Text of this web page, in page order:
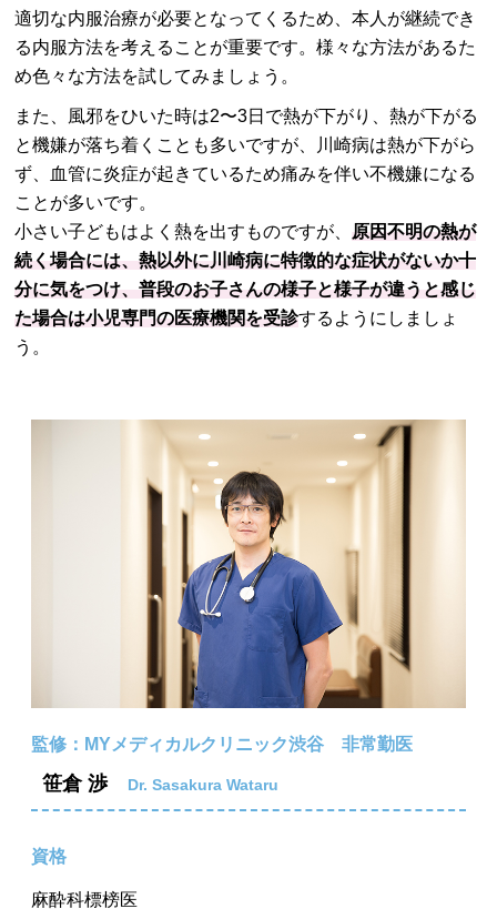
適切な内服治療が必要となってくるため、本人が継続でき
る内服方法を考えることが重要です。様々な方法があるた
め色々な方法を試してみましょう。
また、風邪をひいた時は2〜3日で熱が下がり、熱が下がる
と機嫌が落ち着くことも多いですが、川崎病は熱が下がら
ず、血管に炎症が起きているため痛みを伴い不機嫌になる
ことが多いです。
小さい子どもはよく熱を出すものですが、 原因不明の熱が
続く場合には、熱以外に川崎病に特徴的な症状がないか十
分に気をつけ、普段のお子さんの様子と様子が違うと感じ
た場合は小児専門の医療機関を受診するようにしましょ
う。
監修：MYメディカルクリニック渋谷 非常勤医
笹倉 渉 Dr. Sasakura Wataru
資格
麻酔科標榜医